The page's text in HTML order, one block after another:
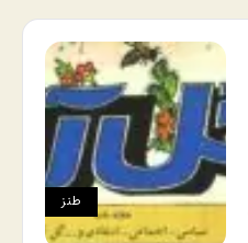
طنز